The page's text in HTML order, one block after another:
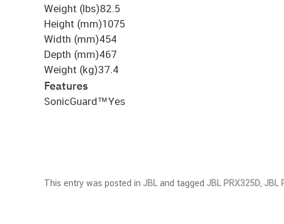
Weight (lbs)82.5
Height (mm)1075
Width (mm)454
Depth (mm)467
Weight (kg)37.4
Features
SonicGuard™Yes
This entry was posted in JBLand tagged JBL PRX325D JBL